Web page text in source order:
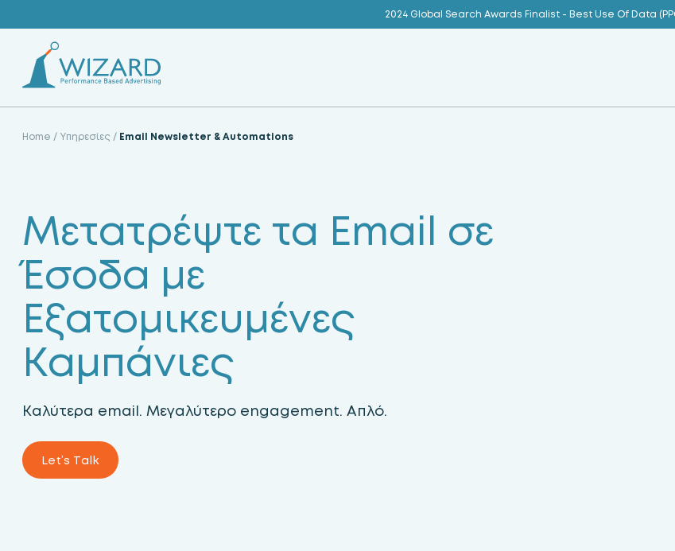
to
content
2024 Global Search Awards Finalist - Best Use Of Data
Home / Υπηρεσίες / Email Newsletter & Automations
Μετατρέψτε τα Email σε
Έσοδα με
Εξατομικευμένες
Καμπάνιες
Καλύτερα email. Μεγαλύτερο engagement. Απλό.
Let’s Talk